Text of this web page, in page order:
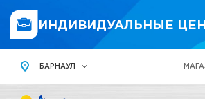
ИНДИВИДУАЛЬНЫЕ
БАРНАУЛ